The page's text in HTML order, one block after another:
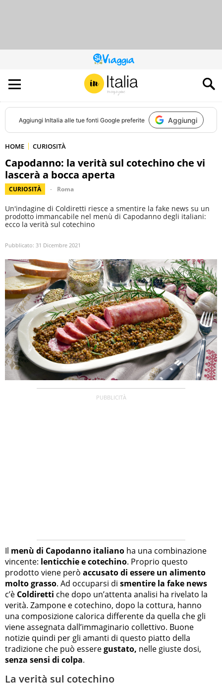
QUESTO
SITO
CONTRIBUISCE
ALL’AUDIENCE
DI
Aggiungi InItalia alle tue fonti Google preferite Aggiungi
HOME CURIOSITÀ
Capodanno: la verità sul cotechino che vi
lascerà a bocca aperta
CURIOSITÀ Roma
Un'indagine di Coldiretti riesce a smentire la fake news su un
prodotto immancabile nel menù di Capodanno degli italiani:
ecco la verità sul cotechino
Pubblicato: 31 Dicembre 2021
Il menù di Capodanno italiano ha una combinazione
vincente: lenticchie e cotechino. Proprio questo
prodotto viene però accusato di essere un alimento
molto grasso. Ad occuparsi di smentire la fake news
c’è Coldiretti che dopo un’attenta analisi ha rivelato la
verità. Zampone e cotechino, dopo la cottura, hanno
una composizione calorica differente da quella che gli
viene assegnata dall’immaginario collettivo. Buone
notizie quindi per gli amanti di questo piatto della
tradizione che può esseregustato, nelle giuste dosi,
senza sensi di colpa.
La verità sul cotechino